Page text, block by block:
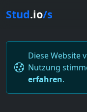
Stud.io/s
Diese Website
Nutzung
erfahren.